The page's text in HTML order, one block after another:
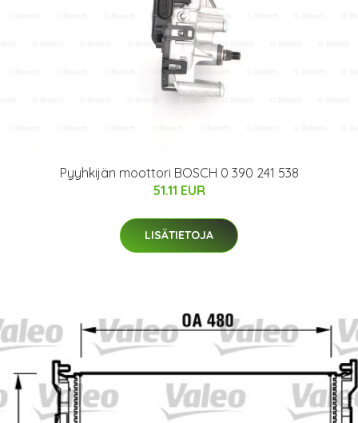
Pyyhkijän moottori BOSCH 0 390 241 538
51.11 EUR
LISÄTIETOJA